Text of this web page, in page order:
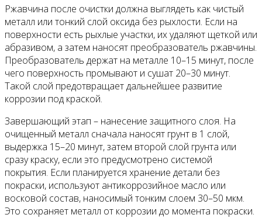
Ржавчина после очистки должна выглядеть как чистый
металл или тонкий слой оксида без рыхлости. Если на
поверхности есть рыхлые участки, их удаляют щеткой или
абразивом, а затем наносят преобразователь ржавчины.
Преобразователь держат на металле 10–15 минут, после
чего поверхность промывают и сушат 20–30 минут.
Такой слой предотвращает дальнейшее развитие
коррозии под краской.
Завершающий этап – нанесение защитного слоя. На
очищенный металл сначала наносят грунт в 1 слой,
выдержка 15–20 минут, затем второй слой грунта или
сразу краску, если это предусмотрено системой
покрытия. Если планируется хранение детали без
покраски, используют антикоррозийное масло или
восковой состав, наносимый тонким слоем 30–50 мкм.
Это сохраняет металл от коррозии до момента покраски.